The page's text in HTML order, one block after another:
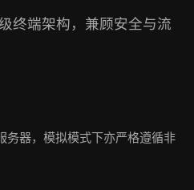
终端架构，兼顾安全与流
务器，模拟模式下亦严格遵循非